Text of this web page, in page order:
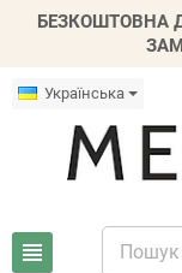
БЕЗКОШТОВНА
Українська
view_headline